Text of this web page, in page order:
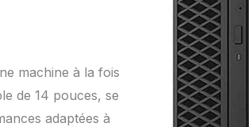
machine à la fois
de 14 pouces, se
adaptées à